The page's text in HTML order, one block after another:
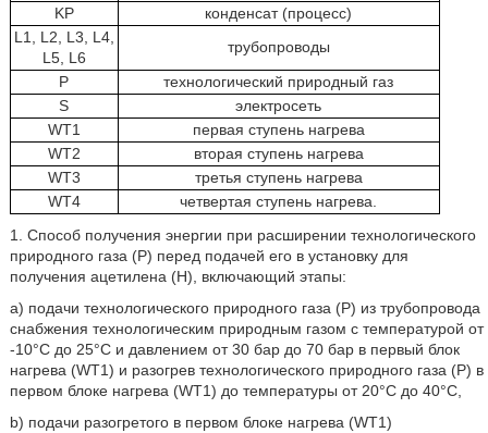
KP
конденсат (процесс)
L1, L2, L3, L4,
L5, L6
трубопроводы
P
технологический природный газ
S
электросеть
WT1
первая ступень нагрева
WT2
вторая ступень нагрева
WT3
третья ступень нагрева
WT4
четвертая ступень нагрева.
1. Способ получения энергии при расширении технологического
природного газа (Р) перед подачей его в установку для
получения ацетилена (Н), включающий этапы:
a) подачи технологического природного газа (Р) из трубопровода
снабжения технологическим природным газом с температурой от
-10°С до 25°С и давлением от 30 бар до 70 бар в первый блок
нагрева (WT1) и разогрев технологического природного газа (Р) в
первом блоке нагрева (WT1) до температуры от 20°С до 40°С,
b) подачи разогретого в первом блоке нагрева (WT1)